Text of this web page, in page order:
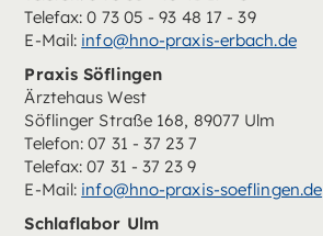
Telefax: 0 73 05 - 93 48 17 - 39
E-Mail: info@hno-praxis-erbach.de
Praxis Söflingen
Ärztehaus West
Söflinger Straße 168, 89077 Ulm
Telefon: 07 31 - 37 23 7
Telefax: 07 31 - 37 23 9
E-Mail: info@hno-praxis-soeflingen.de
Schlaflabor Ulm